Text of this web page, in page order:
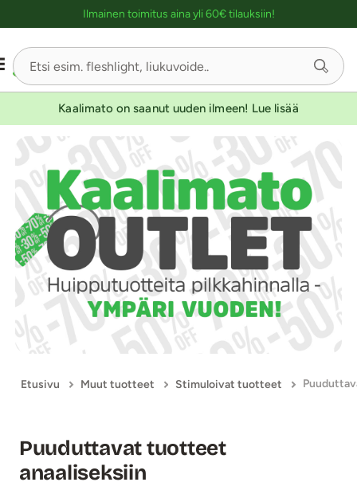
Ilmainen toimitus aina yli 60€ tilauksiin!
Kaalimato on saanut uuden ilmeen! Lue lisää
Etusivu Muut tuotteet Stimuloivat tuotteet
Puuduttavat tuotteet
anaaliseksiin